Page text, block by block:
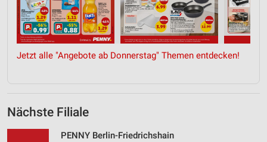
Jetzt alle "Angebote ab Donnerstag" Themen entdecken!
Nächste Filiale
PENNY Berlin-Friedrichshain